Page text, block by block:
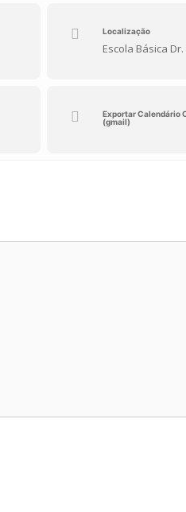
Localização
Escola Básica
Exportar Calendário
(gmail)